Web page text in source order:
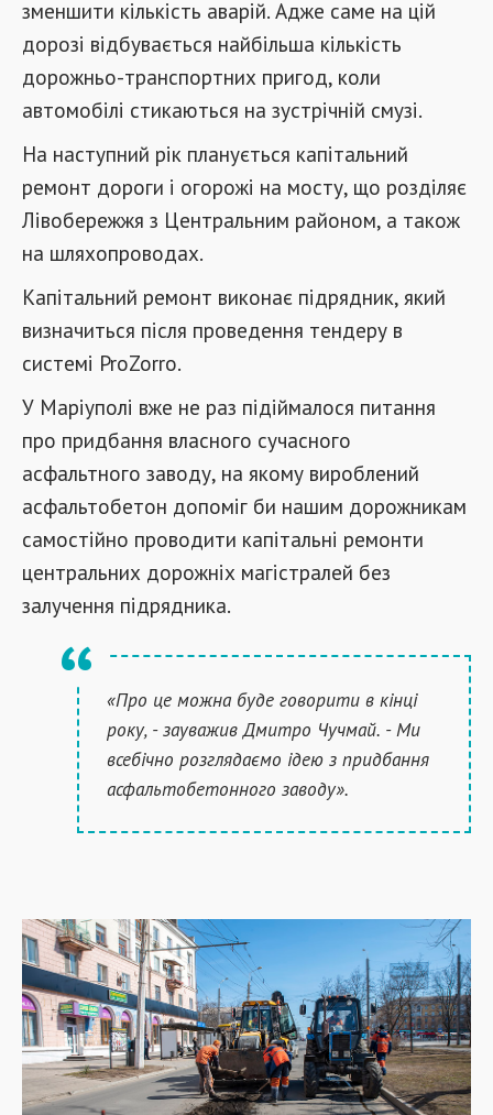
зменшити кількість аварій. Адже саме на цій
дорозі відбувається найбільша кількість
дорожньо-транспортних пригод, коли
автомобілі стикаються на зустрічній смузі.
На наступний рік планується капітальний
ремонт дороги і огорожі на мосту, що розділяє
Лівобережжя з Центральним районом, а також
на шляхопроводах.
Капітальний ремонт виконає підрядник, який
визначиться після проведення тендеру в
системі ProZorro.
У Маріуполі вже не раз підіймалося питання
про придбання власного сучасного
асфальтного заводу, на якому вироблений
асфальтобетон допоміг би нашим дорожникам
самостійно проводити капітальні ремонти
центральних дорожніх магістралей без
залучення підрядника.
«Про це можна буде говорити в кінці
року, - зауважив Дмитро Чучмай. - Ми
всебічно розглядаємо ідею з придбання
асфальтобетонного заводу».